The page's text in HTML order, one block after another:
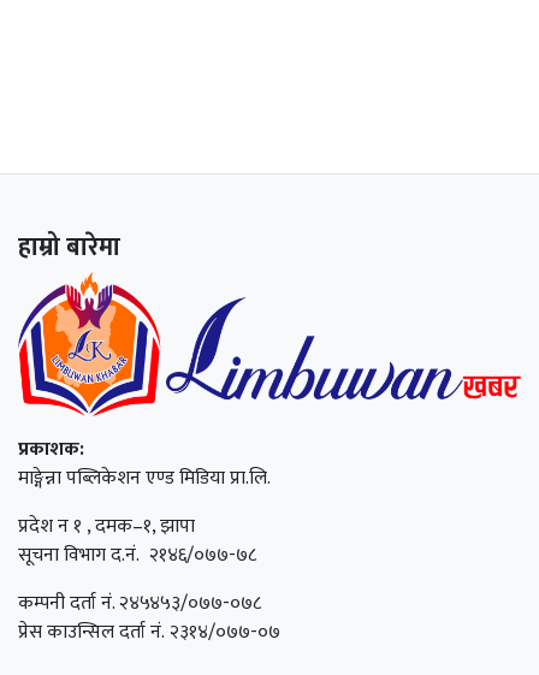
हाम्रो बारेमा
प्रकाशक:
माङ्गेन्ना पब्लिकेशन एण्ड मिडिया प्रा.लि.
प्रदेश न १ , दमक–१, झापा
सूचना विभाग द.नं. २१४६/०७७-७८
कम्पनी दर्ता नं. २४५४५३/०७७-०७८
प्रेस काउन्सिल दर्ता नं. २३१४/०७७-०७